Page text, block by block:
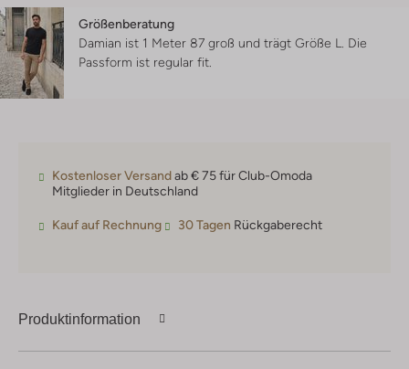
Größenberatung
Damian ist 1 Meter 87 groß und trägt Größe L. Die
Passform ist regular fit
Kostenloser Versandab € 75 für Club-Omoda
Mitglieder in Deutschland
Kauf auf Rechnung 30 Tagen Rückgaberecht
Produktinformation